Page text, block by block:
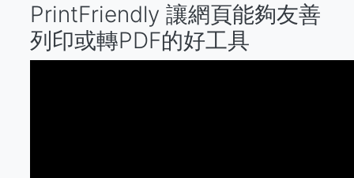
結
PrintFriendly 讓網頁能夠友善
列印或轉PDF的好工具